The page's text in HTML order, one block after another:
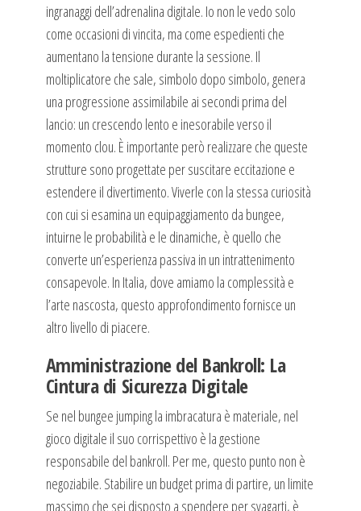
ingranaggi dell’adrenalina digitale. Io non le vedo solo
come occasioni di vincita, ma come espedienti che
aumentano la tensione durante la sessione. Il
moltiplicatore che sale, simbolo dopo simbolo, genera
una progressione assimilabile ai secondi prima del
lancio: un crescendo lento e inesorabile verso il
momento clou. È importante però realizzare che queste
strutture sono progettate per suscitare eccitazione e
estendere il divertimento. Viverle con la stessa curiosità
con cui si esamina un equipaggiamento da bungee,
intuirne le probabilità e le dinamiche, è quello che
converte un’esperienza passiva in un intrattenimento
consapevole. In Italia, dove amiamo la complessità e
l’arte nascosta, questo approfondimento fornisce un
altro livello di piacere.
Amministrazione del Bankroll: La
Cintura di Sicurezza Digitale
Se nel bungee jumping la imbracatura è materiale, nel
gioco digitale il suo corrispettivo è la gestione
responsabile del bankroll. Per me, questo punto non è
negoziabile. Stabilire un budget prima di partire, un limite
massimo che sei disposto a spendere per svagarti, è